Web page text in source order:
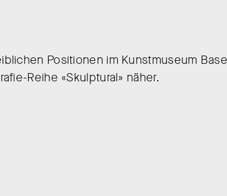
Positionen im Kunstmuseum
Reihe «Skulptural» näher.